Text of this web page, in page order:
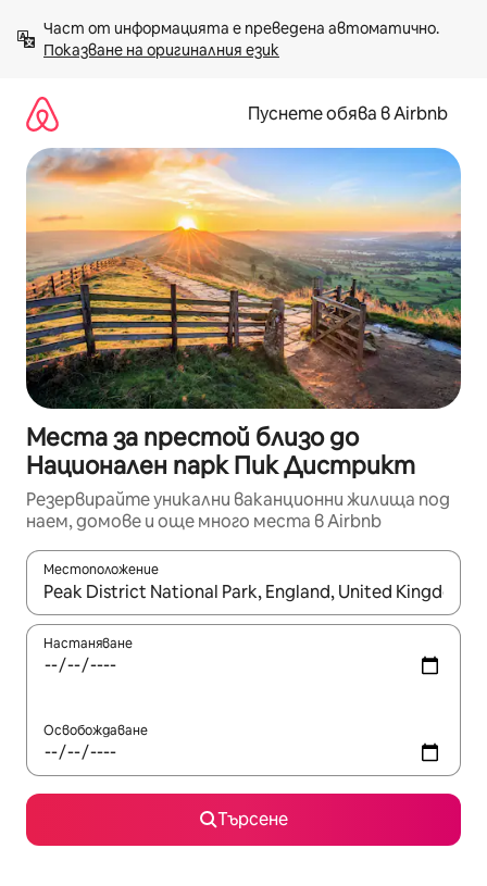
към
съдържанието
Показване на оригиналния език
Пуснете обява в Airbnb
Места за престой близо до
Национален парк Пик Дистрикт
Резервирайте уникални ваканционни жилища под
наем, домове и още много места в Airbnb
Местоположение
Когато резултатите се покажат, използвайте
Настаняване
Освобождаване
Търсене